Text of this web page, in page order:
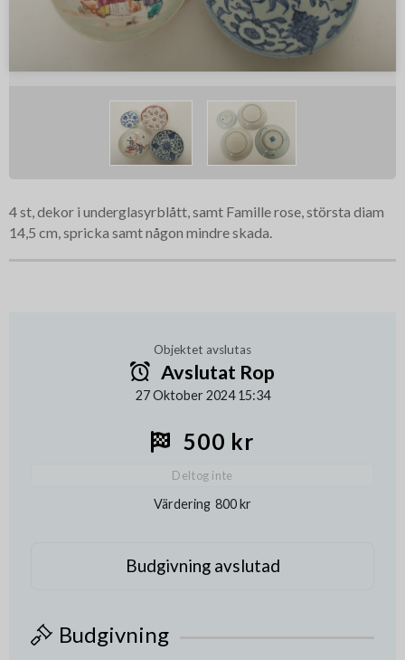
4 st, dekor i underglasyrblått, samt Famille rose, största diam
14,5 cm, spricka samt någon mindre skada.
Objektet avslutas
Avslutat Rop
27 Oktober 2024 15:34
500 kr
Deltog inte
Värdering 800 kr
Budgivning avslutad
Budgivning